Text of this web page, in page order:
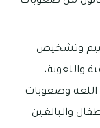
وتشخيص
واللغوية،
وصعوبات
والبالغين